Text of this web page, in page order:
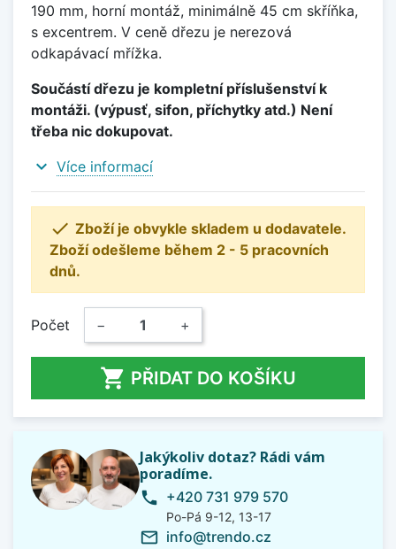
190 mm, horní montáž, minimálně 45 cm skříňka,
s excentrem. V ceně dřezu je nerezová
odkapávací mřížka.
Součástí dřezu je kompletní příslušenství k
montáži. (výpusť, sifon, příchytky atd.) Není
třeba nic dokupovat.
expand_more Více informací
 Zboží je obvykle skladem u dodavatele.
Zboží odešleme během 2 - 5 pracovních
dnů.
Počet − +
 PŘIDAT DO KOŠÍKU
Jakýkoliv dotaz? Rádi vám
poradíme.
phone +420 731 979 570
Po-Pá 9-12, 13-17
mail_outline info@trendo.cz